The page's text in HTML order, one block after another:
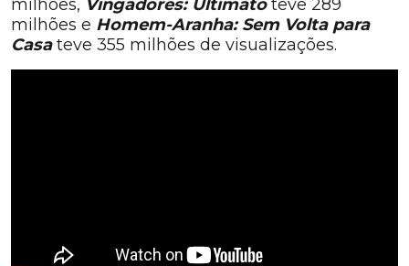
milhões, Vingadores: Ultimatoteve 289
milhões e Homem-Aranha: Sem Volta para
Casateve 355 milhões de visualizações.